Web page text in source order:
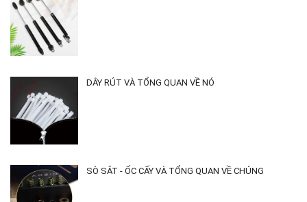
DÂY RÚT VÀ TỔNG QUAN VỀ NÓ
SÒ SẮT - ỐC CẤY VÀ TỔNG QUAN VỀ CHÚNG